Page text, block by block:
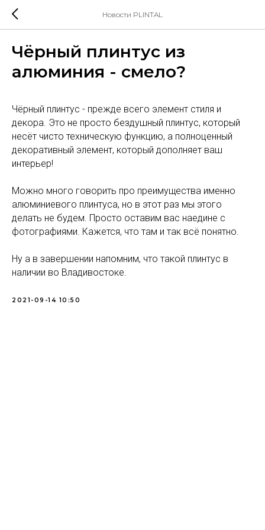
Новости PLINTAL
Чёрный плинтус из
алюминия - смело?
Чёрный плинтус - прежде всего элемент стиля и
декора. Это не просто бездушный плинтус, который
несёт чисто техническую функцию, а полноценный
декоративный элемент, который дополняет ваш
интерьер!
Можно много говорить про преимущества именно
алюминиевого плинтуса, но в этот раз мы этого
делать не будем. Просто оставим вас наедине с
фотографиями. Кажется, что там и так всё понятно.
Ну а в завершении напомним, что такой плинтус в
наличии во Владивостоке.
2021-09-14 10:50